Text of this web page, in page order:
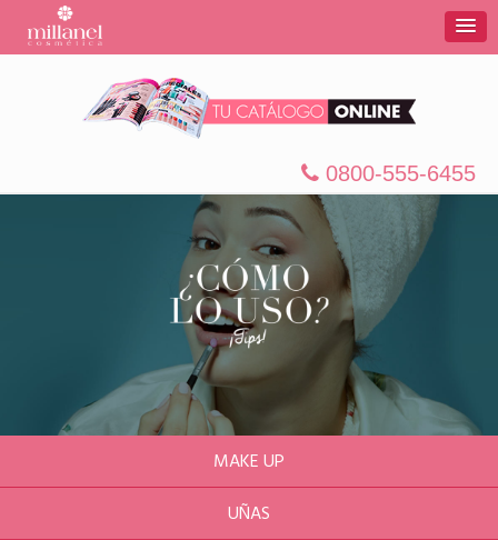
0800-555-6455
MAKE UP
UÑAS